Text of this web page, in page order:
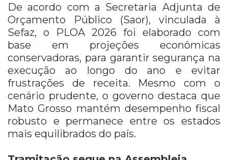
De acordo com a Secretaria Adjunta de
Orçamento Público (Saor), vinculada à
Sefaz, o PLOA 2026 foi elaborado com
base em projeções econômicas
conservadoras, para garantir segurança na
execução ao longo do ano e evitar
frustrações de receita. Mesmo com o
cenário prudente, o governo destaca que
Mato Grosso mantém desempenho fiscal
robusto e permanece entre os estados
mais equilibrados do país.